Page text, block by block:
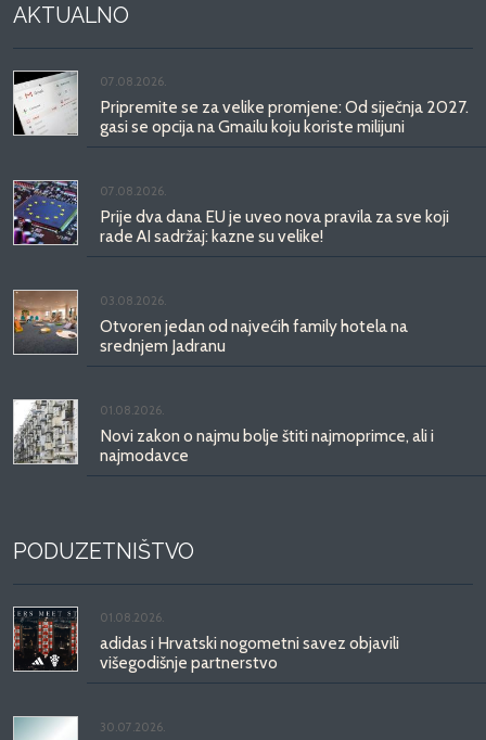
AKTUALNO
07.08.2026.
Pripremite se za velike promjene: Od siječnja 2027.
gasi se opcija na Gmailu koju koriste milijuni
07.08.2026.
Prije dva dana EU je uveo nova pravila za sve koji
rade AI sadržaj: kazne su velike!
03.08.2026.
Otvoren jedan od najvećih family hotela na
srednjem Jadranu
01.08.2026.
Novi zakon o najmu bolje štiti najmoprimce, ali i
najmodavce
PODUZETNIŠTVO
01.08.2026.
adidas i Hrvatski nogometni savez objavili
višegodišnje partnerstvo
30.07.2026.